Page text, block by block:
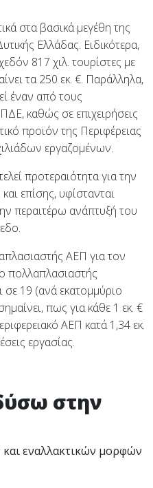
στα βασικά μεγέθη της
Ελλάδας. Ειδικότερα,
817 χιλ. τουρίστες με
τα 250 εκ. €. Παράλληλα,
έναν από τους
καθώς σε επιχειρήσεις
προϊόν της Περιφέρειας
εργαζομένων.
προτεραιότητα για την
επίσης, υφίστανται
περαιτέρω ανάπτυξή του
ΑΕΠ για τον
πολλαπλασιαστής
19 (ανά εκατομμύριο
πως για κάθε 1 εκ. €
ΑΕΠ κατά 1,34 εκ.
εργασίας.
στην
εναλλακτικών μορφών